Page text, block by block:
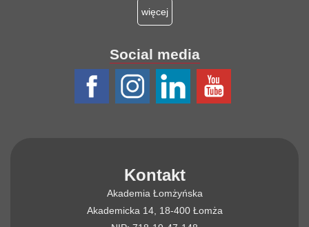
więcej
Social media
Kontakt
Akademia Łomżyńska
Akademicka 14, 18-400 Łomża